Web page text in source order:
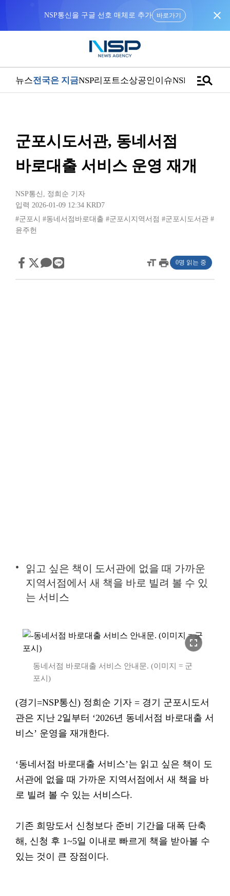
NSP통신을 구글 선호 매체로 추가 바로가기 close
뉴스전국은 지금NSP리포트소상공인이슈NSPTVmanage_search
군포시도서관, 동네서점
바로대출 서비스 운영 재개
NSP통신 , 정희순 기자
입력 2026-01-09 12:34 KRD7
#군포시
#동네서점바로대출 #군포시지역서점 #군포시도서관 #
윤주헌
format_sizeprint 0명 읽는 중
읽고 싶은 책이 도서관에 없을 때 가까운
지역서점에서 새 책을 바로 빌려 볼 수 있
는 서비스
fullscreen
동네서점 바로대출 서비스 안내문. (이미지 = 군
포시)
(경기=NSP통신) 정희순 기자 = 경기 군포시도서
관은 지난 2일부터 ‘2026년 동네서점 바로대출 서
비스’ 운영을 재개한다.
‘동네서점 바로대출 서비스’는 읽고 싶은 책이 도
서관에 없을 때 가까운 지역서점에서 새 책을 바
로 빌려 볼 수 있는 서비스다.
기존 희망도서 신청보다 준비 기간을 대폭 단축
해, 신청 후 1~5일 이내로 빠르게 책을 받아볼 수
있는 것이 큰 장점이다.